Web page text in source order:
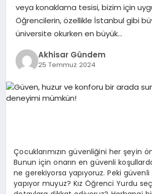
veya konaklama tesisi, bizim için
Öğrencilerin, özellikle İstanbul gibi
üniversite okurken en büyük…
Akhisar Gündem
25 Temmuz 2024
Çocuklarımızın güvenliğini her şeyin
Bunun için onarın en güvenli
ne gerekiyorsa yapıyoruz. Peki
yapıyor muyuz? Kız Öğrenci Yurdu